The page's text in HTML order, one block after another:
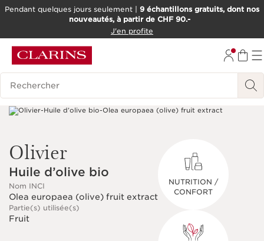
ALLER AU CONTENU
OUTIL D'ACCESSIBILITÉ
Pendant quelques jours seulement | 9 échantillons gratuits, dont nos
nouveautés, à partir de CHF 90.-
J'en profite
Historique des recherches
Olivier
Huile d’olive bio
Nom INCI
Olea europaea (olive) fruit extract
Partie(s) utilisée(s)
Fruit
NUTRITION /
CONFORT